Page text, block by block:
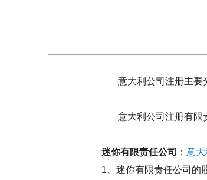
意大利公司注册主要分
意大利公司注册有限责
迷你有限责任公司 ： 意
1、迷你有限责任公司的